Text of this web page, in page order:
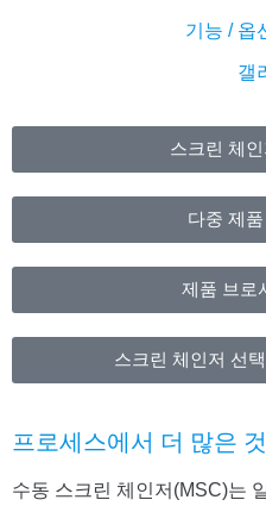
기능 / 옵
갤
스크린 체
다중 제
제품 브로
스크린 체인저 선
프로세스에서 더 많은
수동 스크린 체인저(MSC)는